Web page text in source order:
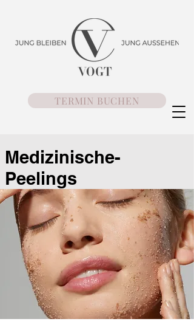
TERMIN BUCHEN
Medizinische-
Peelings